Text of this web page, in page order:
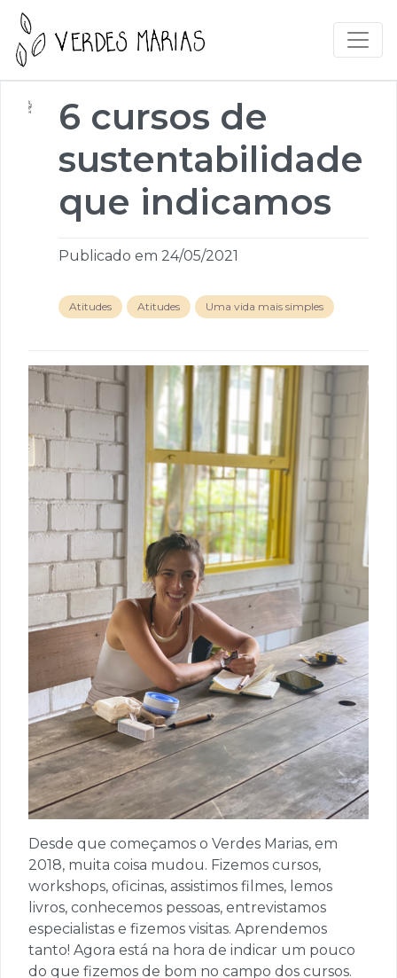
6 cursos de
sustentabilidade
que indicamos
Publicado em 24/05/2021
Atitudes Atitudes Uma vida mais simples
Desde que começamos o Verdes Marias, em
2018, muita coisa mudou. Fizemos cursos,
workshops, oficinas, assistimos filmes, lemos
livros, conhecemos pessoas, entrevistamos
especialistas e fizemos visitas. Aprendemos
tanto! Agora está na hora de indicar um pouco
do que fizemos de bom no campo dos cursos.